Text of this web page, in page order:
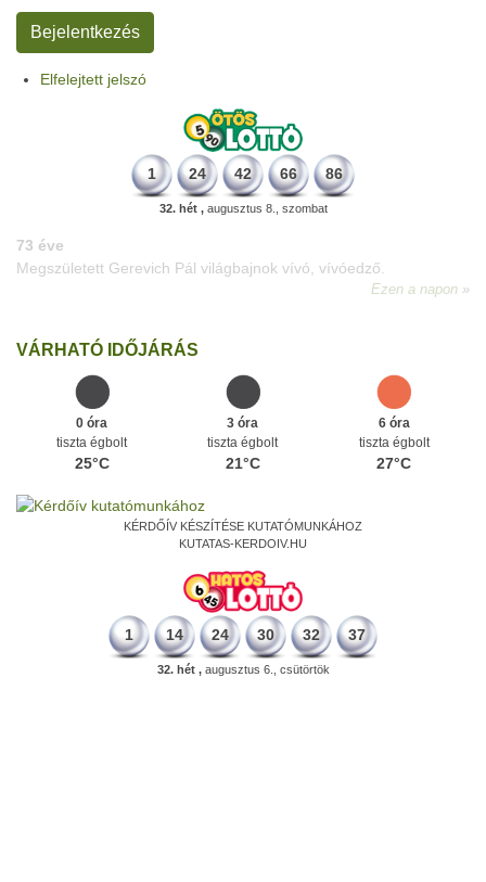
Elfelejtett jelszó
1 24 42 66 86
32. hét ,augusztus 8., szombat
64 éve
Budapesten megszületett Básti Júlia, Kossuth-díjas színésznő
VÁRHATÓ IDŐJÁRÁS
0 óra
tiszta égbolt
25°C
3 óra
tiszta égbolt
21°C
6 óra
tiszta égbolt
27°C
KÉRDŐÍV KÉSZÍTÉSE KUTATÓMUNKÁHOZ
KUTATAS-KERDOIV.HU
1 14 24 30 32 37
32. hét ,augusztus 6., csütörtök